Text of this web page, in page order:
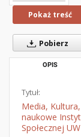
Pokaż treść
Pobierz
OPIS
Tytuł:
Media,
naukowe
Społecznej